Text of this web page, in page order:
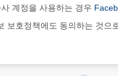
계정을 사용하는 경우
보호정책에도 동의하는 것으